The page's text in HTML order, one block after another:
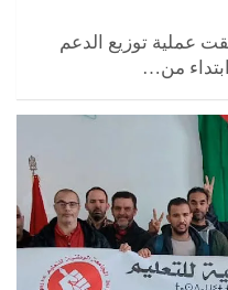
عملية توزيع الدعم
ابتداء من…